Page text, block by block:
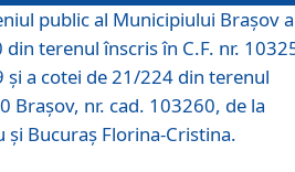
public al Municipiului Braşov a
terenul înscris în C.F. nr.
și a cotei de 21/224 din terenul
Brașov, nr. cad. 103260, de la
și Bucuraș Florina-Cristina.